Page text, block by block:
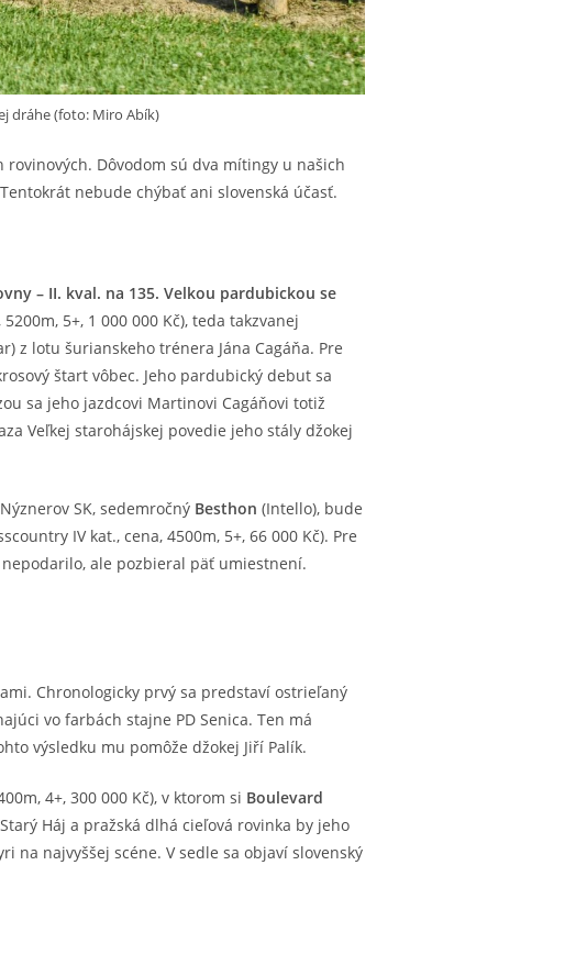
dráhe (foto: Miro Abík)
Dôvodom sú dva mítingy u našich
nebude chýbať ani slovenská účasť.
– II. kval. na 135. Velkou pardubickou se
5+, 1 000 000 Kč), teda takzvanej
z lotu šurianskeho trénera Jána Cagáňa. Pre
štart vôbec. Jeho pardubický debut sa
sa jeho jazdcovi Martinovi Cagáňovi totiž
Veľkej starohájskej povedie jeho stály džokej
SK, sedemročný Besthon (Intello), bude
IV kat., cena, 4500m, 5+, 66 000 Kč). Pre
ale pozbieral päť umiestnení.
Chronologicky prvý sa predstaví ostrieľaný
vo farbách stajne PD Senica. Ten má
výsledku mu pomôže džokej Jiří Palík.
4+, 300 000 Kč), v ktorom si Boulevard
Háj a pražská dlhá cieľová rovinka by jeho
na najvyššej scéne. V sedle sa objaví slovenský